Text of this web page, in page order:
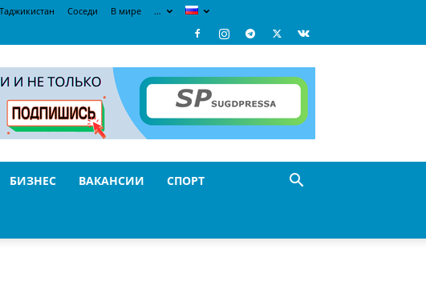
Таджикистан Соседи В мире …
БИЗНЕС ВАКАНСИИ СПОРТ